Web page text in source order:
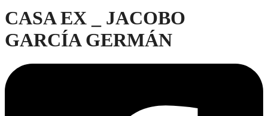
CASA EX _ JACOBO
GARCÍA GERMÁN